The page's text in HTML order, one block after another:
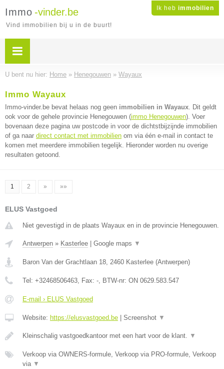
Ik heb immobilien
Immo -vinder.be
Vind immobilien bij u in de buurt!
U bent nu hier: Home » Henegouwen » Wayaux
Immo Wayaux
Immo-vinder.be bevat helaas nog geen immobilien in Wayaux. Dit geldt
ook voor de gehele provincie Henegouwen (immo Henegouwen). Voer
bovenaan deze pagina uw postcode in voor de dichtstbijzijnde immobilien
of ga naar direct contact met immobilien om via één e-mail in contact te
komen met meerdere immobilien tegelijk. Hieronder worden nu overige
resultaten getoond.
1 2 » »»
ELUS Vastgoed
Niet gevestigd in de plaats Wayaux en in de provincie Henegouwen.
Antwerpen » Kasterlee Google maps ▼
Baron Van der Grachtlaan 18, 2460 Kasterlee (Antwerpen)
Tel: +32468506463, Fax: -, BTW-nr: ON 0629.583.547
E-mail › ELUS Vastgoed
Website: https://elusvastgoed.be Screenshot ▼
Kleinschalig vastgoedkantoor met een hart voor de klant. ▼
Verkoop via OWNERS-formule, Verkoop via PRO-formule, Verkoop
via ▼